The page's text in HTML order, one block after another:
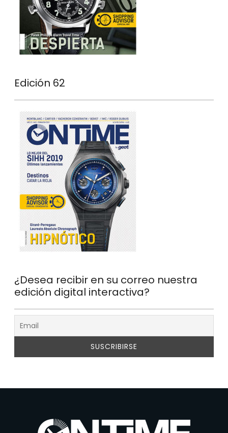
Edición 62
¿Desea recibir en su correo nuestra
edición digital interactiva?